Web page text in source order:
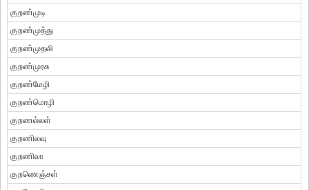
குறண்முடி
குறண்முத்து
குறண்முதலி
குறண்முரசு
குறண்மேழி
குறண்மொழி
குறணல்லள்
குறணிலவு
குறணிலா
குறணெஞ்சள்